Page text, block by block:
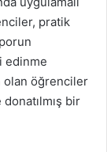
pratik
edinme
olan öğrenciler
bir